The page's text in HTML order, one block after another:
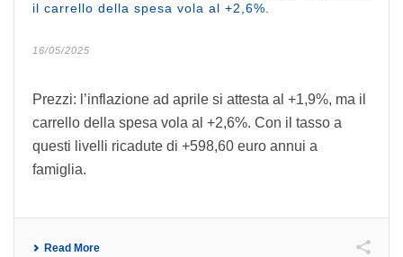
il carrello della spesa vola al +2,6%.
16/05/2025
Prezzi: l’inflazione ad aprile si attesta al +1,9%, ma il
carrello della spesa vola al +2,6%. Con il tasso a
questi livelli ricadute di +598,60 euro annui a
famiglia.
Read More